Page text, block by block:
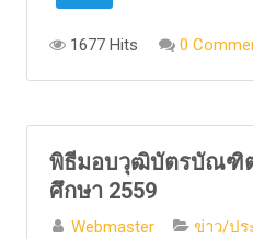
1677 Hits 0
พิธีมอบวุฒิบัตรบัณฑิ
ศึกษา 2559
Webmaster ข่าว/ปร